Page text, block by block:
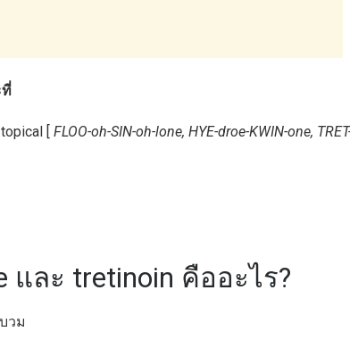
ที่
[ FLOO-oh-SIN-oh-lone, HYE-droe-KWIN-one,
และ tretinoin คืออะไร?
วม